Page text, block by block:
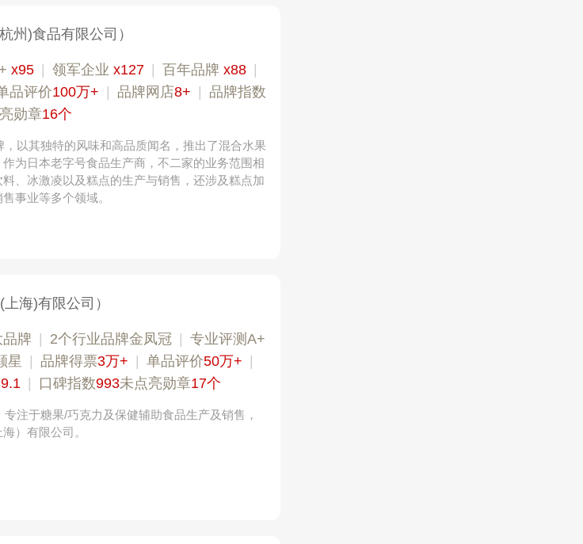
州)食品有限公司）
x95 领军企业 x127 百年品牌 x88
品评价100万+ 品牌网店8+
品牌指数
勋章16个
以其独特的风味和高品质闻名，推出了混合水果
为日本老字号食品生产商，不二家的业务范围相
、冰激凌以及糕点的生产与销售，还涉及糕点加
事业等多个领域。
海)有限公司）
牌 2个行业品牌金凤冠
专业评测A+
星 品牌得票3万+ 单品评价50万+
9.1 口碑指数993未点亮勋章17个
注于糖果/巧克力及保健辅助食品生产及销售，
）有限公司。